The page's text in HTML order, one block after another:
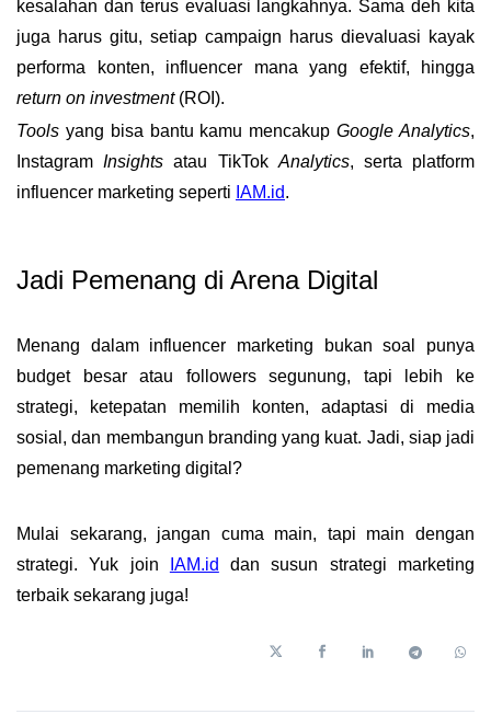
kesalahan dan terus evaluasi langkahnya. Sama deh kita
juga harus gitu, setiap campaign harus dievaluasi kayak
performa konten, influencer mana yang efektif, hingga
return on investment(ROI).
Tools yang bisa bantu kamu mencakupGoogle Analytics,
InstagramInsights atau TikTok Analytics, serta platform
influencer marketing seperti IAM.id.
Cara Sederhana
Jadi Pemenang di Arena Digital
Menang dalam influencer marketing bukan soal punya
budget besar atau followers segunung, tapi lebih ke
strategi, ketepatan memilih konten, adaptasi di media
sosial, dan membangun branding yang kuat. Jadi, siap jadi
pemenang marketing digital?
Mulai sekarang, jangan cuma main, tapi main dengan
strategi. Yuk join
IAM.id
dan susun strategi marketing
terbaik sekarang juga!